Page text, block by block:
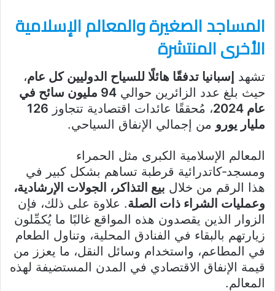
المساجد الصغيرة والمعالم الإسلامية
الأخرى المنتشرة
تشهد إسبانيا تدفقًا هائلًا للسياح الدوليين كل عام،
حيث بلغ عدد الزائرين حوالي
94 مليون سائح في
عام 2024
، مُحققًا عائدات اقتصادية تتجاوز 126
مليار يورو من إجمالي الإنفاق السياحي.
المعالم الإسلامية الكبرى مثل الحمراء
ومسجد‑كاتدرائية قرطبة تساهم بشكل كبير في
هذا الرقم من خلال بيع التذاكر، الجولات الإرشادية،
وعمليات الشراء ذات الصلة. علاوة على ذلك، فإن
الزوار الذين يقصدون هذه المواقع غالبًا ما يُكمِّلون
زيارتهم بالبقاء في الفنادق المحلية، وتناول الطعام
في المطاعم، واستخدام وسائل النقل، ما يعزز من
قيمة الإنفاق الاقتصادي في المدن المستضيفة لهذه
المعالم.